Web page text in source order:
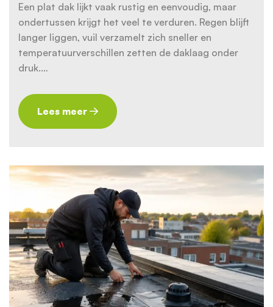
Een plat dak lijkt vaak rustig en eenvoudig, maar
ondertussen krijgt het veel te verduren. Regen blijft
langer liggen, vuil verzamelt zich sneller en
temperatuurverschillen zetten de daklaag onder
druk.…
Lees meer